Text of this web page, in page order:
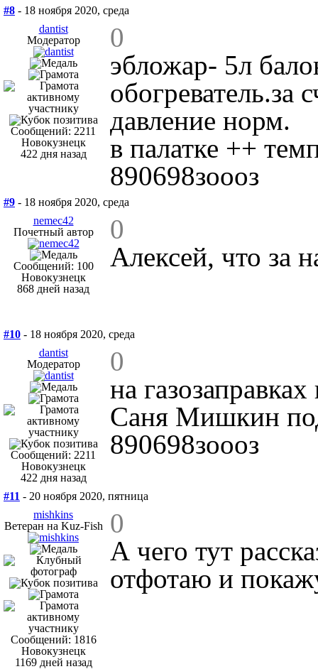
#8 - 18 ноября 2020, среда
dantist
Модератор
Сообщений: 2211
Новокузнецк
422 дня назад
0
эбложар- 5л
обогреватель.за
давление норм.
в палатке ++
890698зоооз
#9 - 18 ноября 2020, среда
nemec42
Почетный автор
Сообщений: 100
Новокузнецк
868 дней назад
0
Алексей, что за
#10 - 18 ноября 2020, среда
dantist
Модератор
Сообщений: 2211
Новокузнецк
422 дня назад
0
на
Саня Мишкин
890698зоооз
#11 - 20 ноября 2020, пятница
mishkins
Ветеран на Kuz-Fish
Сообщений: 1816
Новокузнецк
1169 дней назад
0
А чего тут
отфотаю и